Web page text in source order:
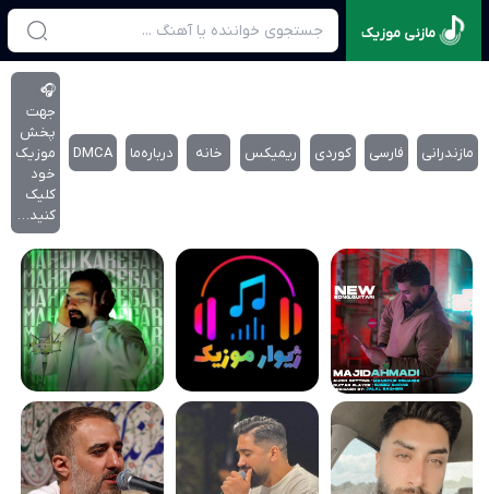
مازنی موزیک
مازندرانی فارسی کوردی ریمیکس خانه درباره‌‌ما DMCA
🎧
جهت
پخش
موزیک
خود
کلیک
کنید…